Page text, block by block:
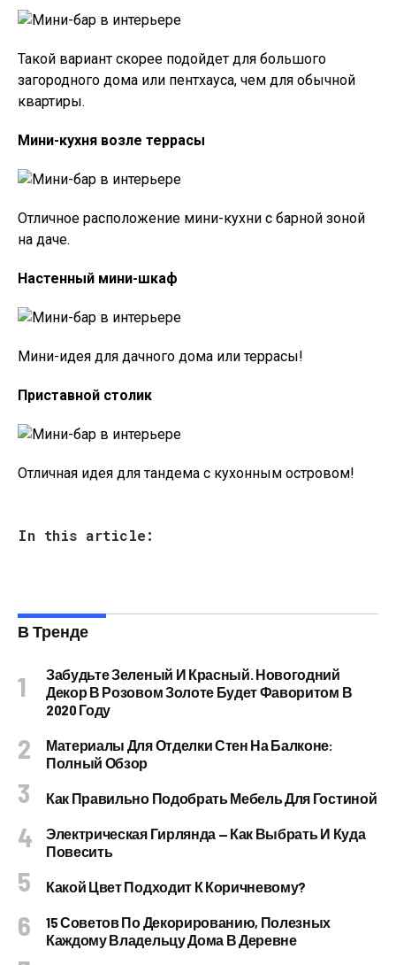
Такой вариант скорее подойдет для большого
загородного дома или пентхауса, чем для обычной
квартиры.
Мини-кухня возле террасы
Отличное расположение мини-кухни с барной зоной
на даче.
Настенный мини-шкаф
Мини-идея для дачного дома или террасы!
Приставной столик
Отличная идея для тандема с кухонным островом!
In this article:
В Тренде
Забудьте Зеленый И Красный. Новогодний
Декор В Розовом Золоте Будет Фаворитом В
2020 Году
Материалы Для Отделки Стен На Балконе:
Полный Обзор
Как Правильно Подобрать Мебель Для Гостиной
Электрическая Гирлянда — Как Выбрать И Куда
Повесить
Какой Цвет Подходит К Коричневому?
15 Советов По Декорированию, Полезных
Каждому Владельцу Дома В Деревне